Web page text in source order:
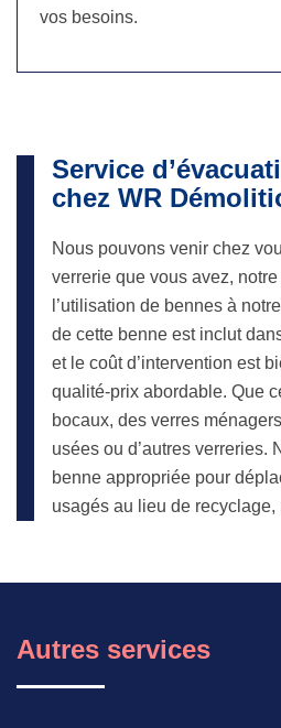
vos besoins.
Service
chez WR
Nous pouvons venir chez
verrerie que vous avez,
l’utilisation de bennes à
de cette benne est inclut
et le coût d’intervention est
qualité-prix abordable. Que
bocaux, des verres
usées ou d’autres verreries.
benne appropriée pour
usagés au lieu de recyclage,
Autres services